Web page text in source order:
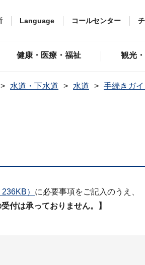
Language コールセンター
健康・医療・福祉 観光
水道・下水道 水道 手続きガイ
） に必要事項をご記入のうえ、
付は承っておりません。】